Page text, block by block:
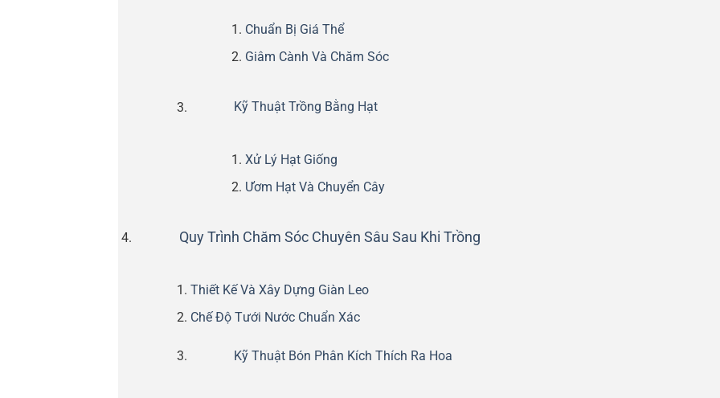
Chuẩn Bị Giá Thể
Giâm Cành Và Chăm Sóc
Kỹ Thuật Trồng Bằng Hạt
Xử Lý Hạt Giống
Ươm Hạt Và Chuyển Cây
Quy Trình Chăm Sóc Chuyên Sâu Sau Khi Trồng
Thiết Kế Và Xây Dựng Giàn Leo
Chế Độ Tưới Nước Chuẩn Xác
Kỹ Thuật Bón Phân Kích Thích Ra Hoa